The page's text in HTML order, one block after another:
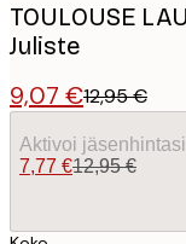
TOULOUSE
Juliste
9,07 €12,95 €
Aktivoi jäsenhintasi
7,77 €12,95 €